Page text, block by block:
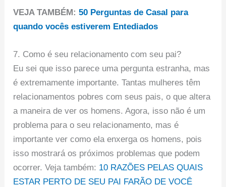
VEJA TAMBÉM:50 Perguntas de Casal para
quando vocês estiverem Entediados
7. Como é seu relacionamento com seu pai?
Eu sei que isso parece uma pergunta estranha, mas
é extremamente importante. Tantas mulheres têm
relacionamentos pobres com seus pais, o que altera
a maneira de ver os homens. Agora, isso não é um
problema para o seu relacionamento, mas é
importante ver como ela enxerga os homens, pois
isso mostrará os próximos problemas que podem
ocorrer. Veja também: 10 RAZÕES PELAS QUAIS
ESTAR PERTO DE SEU PAI FARÃO DE VOCÊ